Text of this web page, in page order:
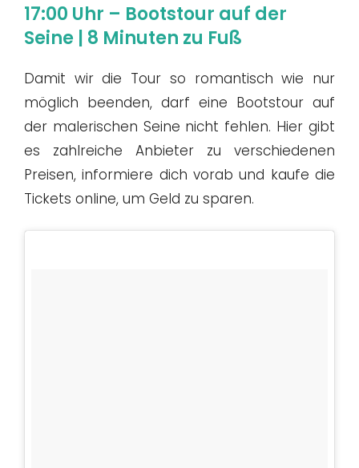
17:00 Uhr – Bootstour auf der
Seine | 8 Minuten zu Fuß
Damit wir die Tour so romantisch wie nur
möglich beenden, darf eine Bootstour auf
der malerischen Seine nicht fehlen. Hier gibt
es zahlreiche Anbieter zu verschiedenen
Preisen, informiere dich vorab und kaufe die
Tickets online, um Geld zu sparen.